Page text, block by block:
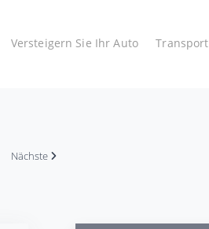
Versteigern Sie Ihr Auto Transport
Nächste